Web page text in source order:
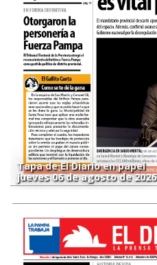
Tapa de El Diario en papel
jueves 06 de agosto de 2026